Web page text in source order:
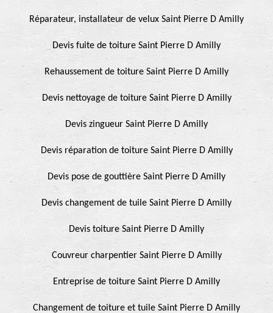
Réparateur, installateur de velux Saint Pierre D Amilly
Devis fuite de toiture Saint Pierre D Amilly
Rehaussement de toiture Saint Pierre D Amilly
Devis nettoyage de toiture Saint Pierre D Amilly
Devis zingueur Saint Pierre D Amilly
Devis réparation de toiture Saint Pierre D Amilly
Devis pose de gouttière Saint Pierre D Amilly
Devis changement de tuile Saint Pierre D Amilly
Devis toiture Saint Pierre D Amilly
Couvreur charpentier Saint Pierre D Amilly
Entreprise de toiture Saint Pierre D Amilly
Changement de toiture et tuile Saint Pierre D Amilly